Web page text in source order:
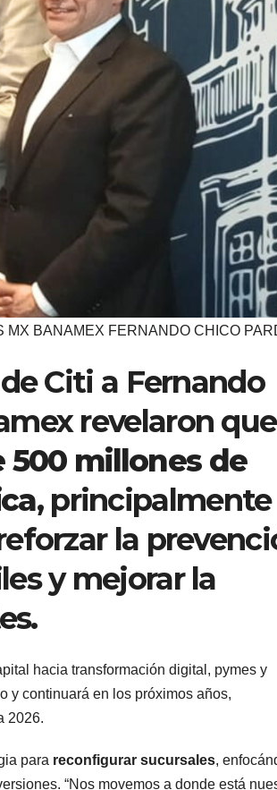
BANAMEX FERNANDO CHICO
Citi a Fernando
revelaron que
500 millones de
, principalmente
la
y mejorar la
hacia transformación digital, pymes y
y continuará en los próximos años,
2026.
para reconfigurar sucursales,
“Nos movemos a donde está